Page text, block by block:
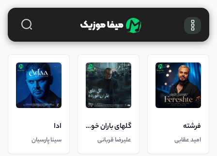
فرشته
امید عقابی
گلهای باران خورده
علیرضا قربانی
ادا
سینا پارسیان